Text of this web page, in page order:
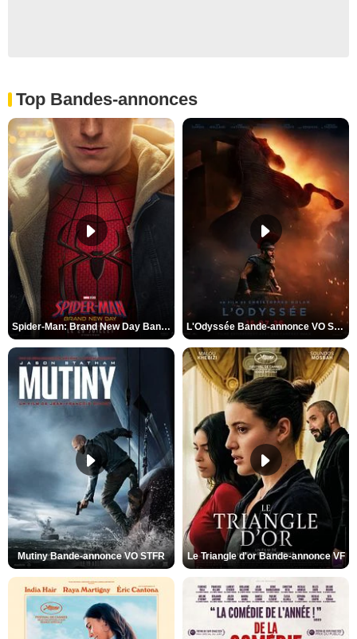
Top Bandes-annonces
Spider-Man: Brand New Day Bande-annonce VO STFR L'Odyssée Bande-annonce VO STFR
Mutiny Bande-annonce VO STFR Le Triangle d'or Bande-annonce VF